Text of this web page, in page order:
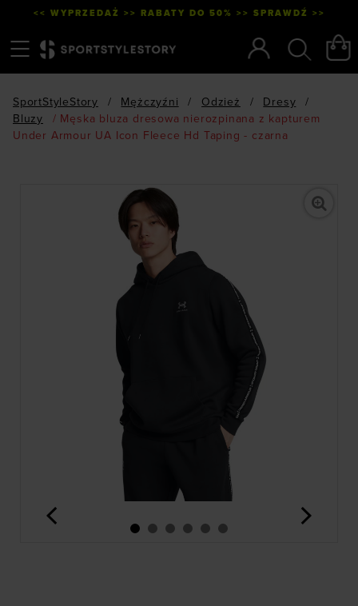
<< WYPRZEDAŻ >> RABATY DO 50% >> SPRAWDŹ >>
SportStyleStory / Mężczyźni / Odzież / Dresy
/
Bluzy
/ Męska bluza dresowa nierozpinana z kapturem
Under Armour UA Icon Fleece Hd Taping - czarna
<